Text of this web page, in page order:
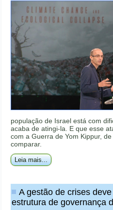
população de Israel está com
acaba de atingi-la. E que esse
com a Guerra de Yom Kippur,
comparar.
Leia mais...
A gestão de crises
estrutura de governança